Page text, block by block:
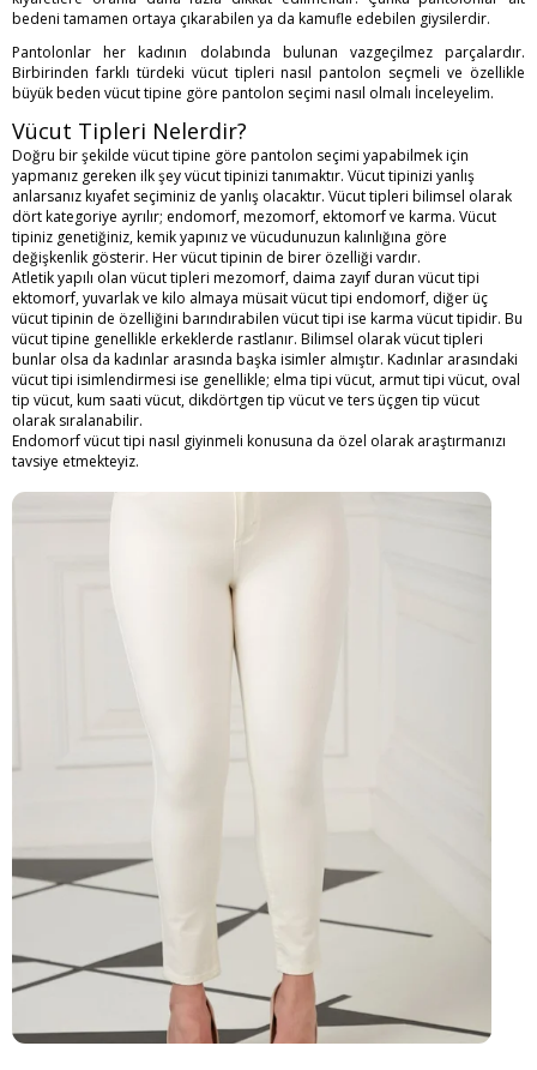
bedeni tamamen ortaya çıkarabilen ya da kamufle edebilen giysilerdir.
Pantolonlar her kadının dolabında bulunan vazgeçilmez parçalardır.
Birbirinden farklı türdeki vücut tipleri nasıl pantolon seçmeli ve özellikle
büyük beden vücut tipine göre pantolon seçimi nasıl olmalı İnceleyelim.
Vücut Tipleri Nelerdir?
Doğru bir şekilde vücut tipine göre pantolon seçimi yapabilmek için
yapmanız gereken ilk şey vücut tipinizi tanımaktır. Vücut tipinizi yanlış
anlarsanız kıyafet seçiminiz de yanlış olacaktır. Vücut tipleri bilimsel olarak
dört kategoriye ayrılır; endomorf, mezomorf, ektomorf ve karma. Vücut
tipiniz genetiğiniz, kemik yapınız ve vücudunuzun kalınlığına göre
değişkenlik gösterir. Her vücut tipinin de birer özelliği vardır.
Atletik yapılı olan vücut tipleri mezomorf, daima zayıf duran vücut tipi
ektomorf, yuvarlak ve kilo almaya müsait vücut tipi endomorf, diğer üç
vücut tipinin de özelliğini barındırabilen vücut tipi ise karma vücut tipidir. Bu
vücut tipine genellikle erkeklerde rastlanır. Bilimsel olarak vücut tipleri
bunlar olsa da kadınlar arasında başka isimler almıştır. Kadınlar arasındaki
vücut tipi isimlendirmesi ise genellikle; elma tipi vücut, armut tipi vücut, oval
tip vücut, kum saati vücut, dikdörtgen tip vücut ve ters üçgen tip vücut
olarak sıralanabilir.
Endomorf vücut tipi nasıl giyinmeli konusuna da özel olarak araştırmanızı
tavsiye etmekteyiz.